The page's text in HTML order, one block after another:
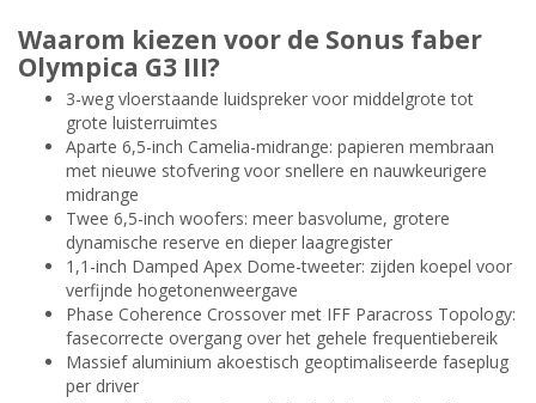
Waarom kiezen voor de Sonus faber
Olympica G3 III?
3-weg vloerstaande luidspreker voor middelgrote tot
grote luisterruimtes
Aparte 6,5-inch Camelia-midrange: papieren membraan
met nieuwe stofvering voor snellere en nauwkeurigere
midrange
Twee 6,5-inch woofers: meer basvolume, grotere
dynamische reserve en dieper laagregister
1,1-inch Damped Apex Dome-tweeter: zijden koepel voor
verfijnde hogetonenweergave
Phase Coherence Crossover met IFF Paracross Topology:
fasecorrecte overgang over het gehele frequentiebereik
Massief aluminium akoestisch geoptimaliseerde faseplug
per driver